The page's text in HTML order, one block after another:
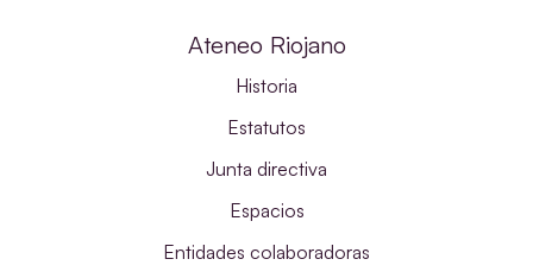
Ateneo Riojano
Historia
Estatutos
Junta directiva
Espacios
Entidades colaboradoras